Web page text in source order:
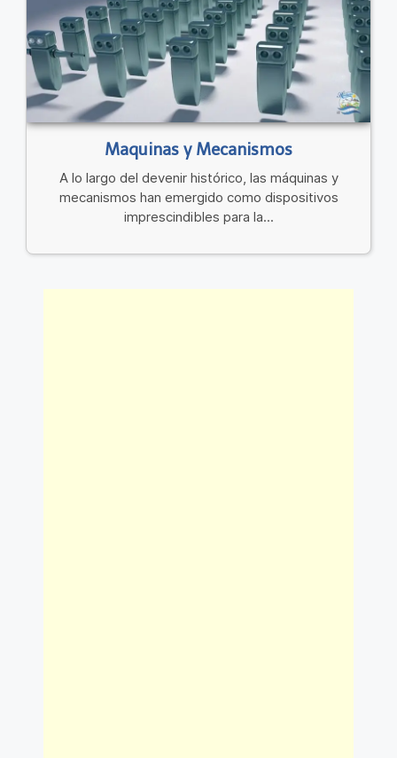
Maquinas y Mecanismos
A lo largo del devenir histórico, las máquinas y
mecanismos han emergido como dispositivos
imprescindibles para la...